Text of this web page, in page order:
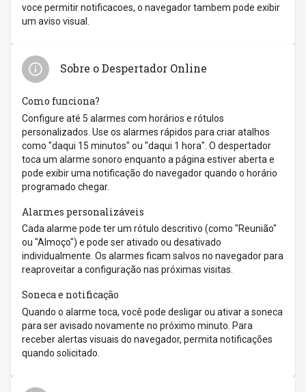
voce permitir notificacoes, o navegador tambem pode exibir
um aviso visual.
Sobre o Despertador Online
Como funciona?
Configure até 5 alarmes com horários e rótulos
personalizados. Use os alarmes rápidos para criar atalhos
como "daqui 15 minutos" ou "daqui 1 hora". O despertador
toca um alarme sonoro enquanto a página estiver aberta e
pode exibir uma notificação do navegador quando o horário
programado chegar.
Alarmes personalizáveis
Cada alarme pode ter um rótulo descritivo (como "Reunião"
ou "Almoço") e pode ser ativado ou desativado
individualmente. Os alarmes ficam salvos no navegador para
reaproveitar a configuração nas próximas visitas.
Soneca e notificação
Quando o alarme toca, você pode desligar ou ativar a soneca
para ser avisado novamente no próximo minuto. Para
receber alertas visuais do navegador, permita notificações
quando solicitado.